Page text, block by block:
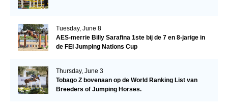
Tuesday, June 8
AES-merrie Billy Sarafina 1ste bij de 7 en 8-jarige in
de FEI Jumping Nations Cup
Thursday, June 3
Tobago Z bovenaan op de World Ranking List van
Breeders of Jumping Horses.